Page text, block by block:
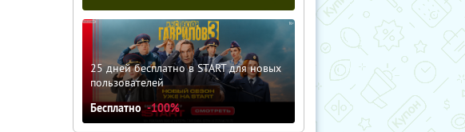
25 дней бесплатно в START для новых
пользователей
Бесплатно -100%